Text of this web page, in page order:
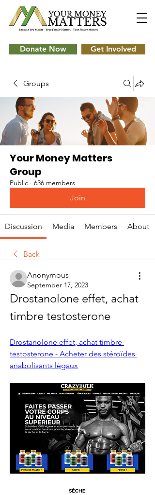
Donate Now Get Involved
Groups
Your Money Matters
Group
Public · 636 members
Join
Discussion Media Members About
Back
Anonymous
September 17, 2023
Drostanolone effet, achat
timbre testosterone
Drostanolone effet, achat timbre
testosterone - Acheter des stéroïdes
anabolisants légaux